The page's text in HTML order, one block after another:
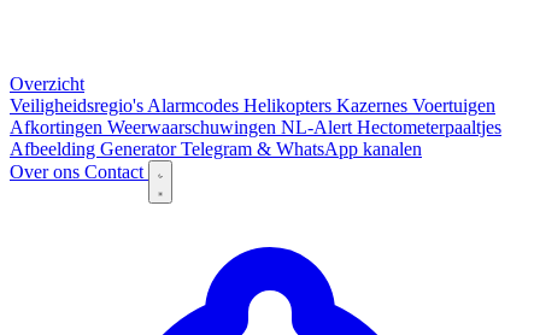
Overzicht
Veiligheidsregio's Alarmcodes Helikopters Kazernes Voertuigen
Afkortingen Weerwaarschuwingen NL-Alert Hectometerpaaltjes
Afbeelding GeneratorTelegram & WhatsApp kanalen
Over ons Contact